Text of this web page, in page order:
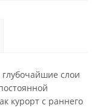
слои
курорт с раннего